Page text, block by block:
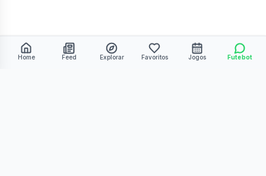
Home Feed Explorar Favoritos Jogos Futebot